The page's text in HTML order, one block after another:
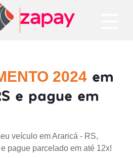
2024 em
e pague em
veículo em Araricá - RS,
pague parcelado em até 12x!